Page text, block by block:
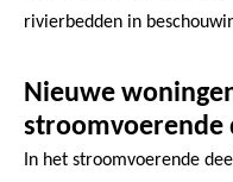
rivierbedden in
Nieuwe
stroomvoerende
In het stroomvoerende